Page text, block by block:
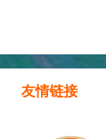
友情链接